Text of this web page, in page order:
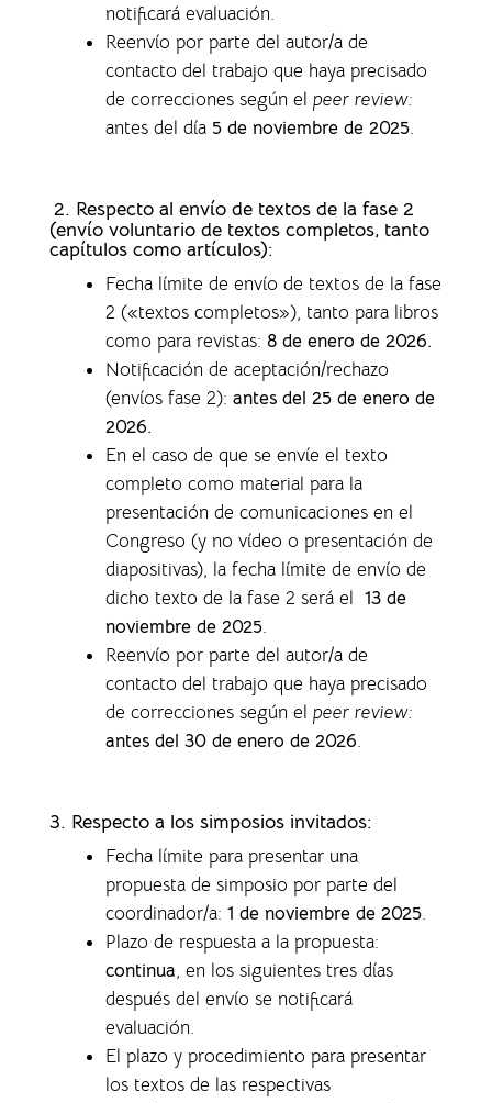
notificará evaluación.
Reenvío por parte del autor/a de
contacto del trabajo que haya precisado
de correcciones según el peer review:
antes del día 5 de noviembre de 2025.
2. Respecto al envío de textos de la fase 2
(envío voluntario de textos completos, tanto
capítulos como artículos):
Fecha límite de envío de textos de la fase
2 («textos completos»), tanto para libros
como para revistas: 8 de enero de 2026.
Notificación de aceptación/rechazo
(envíos fase 2): antes del 25 de enero de
2026.
En el caso de que se envíe el texto
completo como material para la
presentación de comunicaciones en el
Congreso (y no vídeo o presentación de
diapositivas), la fecha límite de envío de
dicho texto de la fase 2 será el 13 de
noviembre de 2025.
Reenvío por parte del autor/a de
contacto del trabajo que haya precisado
de correcciones según el peer review:
antes del 30 de enero de 2026.
3. Respecto a los simposios invitados:
Fecha límite para presentar una
propuesta de simposio por parte del
coordinador/a: 1 de noviembre de 2025.
Plazo de respuesta a la propuesta:
continua, en los siguientes tres días
después del envío se notificará
evaluación.
El plazo y procedimiento para presentar
los textos de las respectivas